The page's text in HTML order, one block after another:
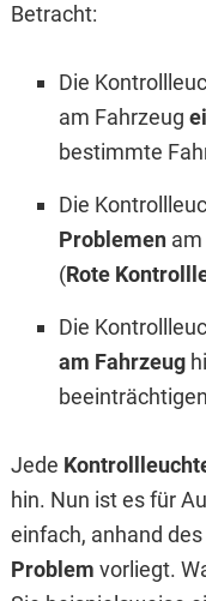
Betracht:
Die
am Fahrzeug
bestimmte
Die
Problemenam
(Rote
Die
am Fahrzeug
Jede
hin. Nun ist es für
einfach, anhand des
Problem vorliegt.